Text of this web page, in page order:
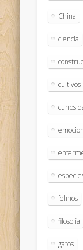
China
ciencia
cultivos
felinos
filosofía
gatos